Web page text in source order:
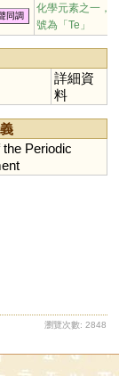
同調
化學元素之一，
號為「Te」
詳細資
料
the Periodic
瀏覽次數: 2848